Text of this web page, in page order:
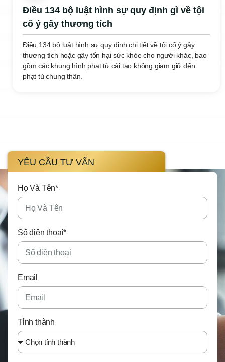
Điều 134 bộ luật hình sự quy định gì về tội
cố ý gây thương tích
Điều 134 bộ luật hình sự quy định chi tiết về tội cố ý gây
thương tích hoặc gây tổn hại sức khỏe cho người khác, bao
gồm các khung hình phạt từ cải tạo không giam giữ đến
phạt tù chung thân.
YÊU CẦU TƯ VẤN
Họ Và Tên*
Số điện thoại*
Email
Tỉnh thành